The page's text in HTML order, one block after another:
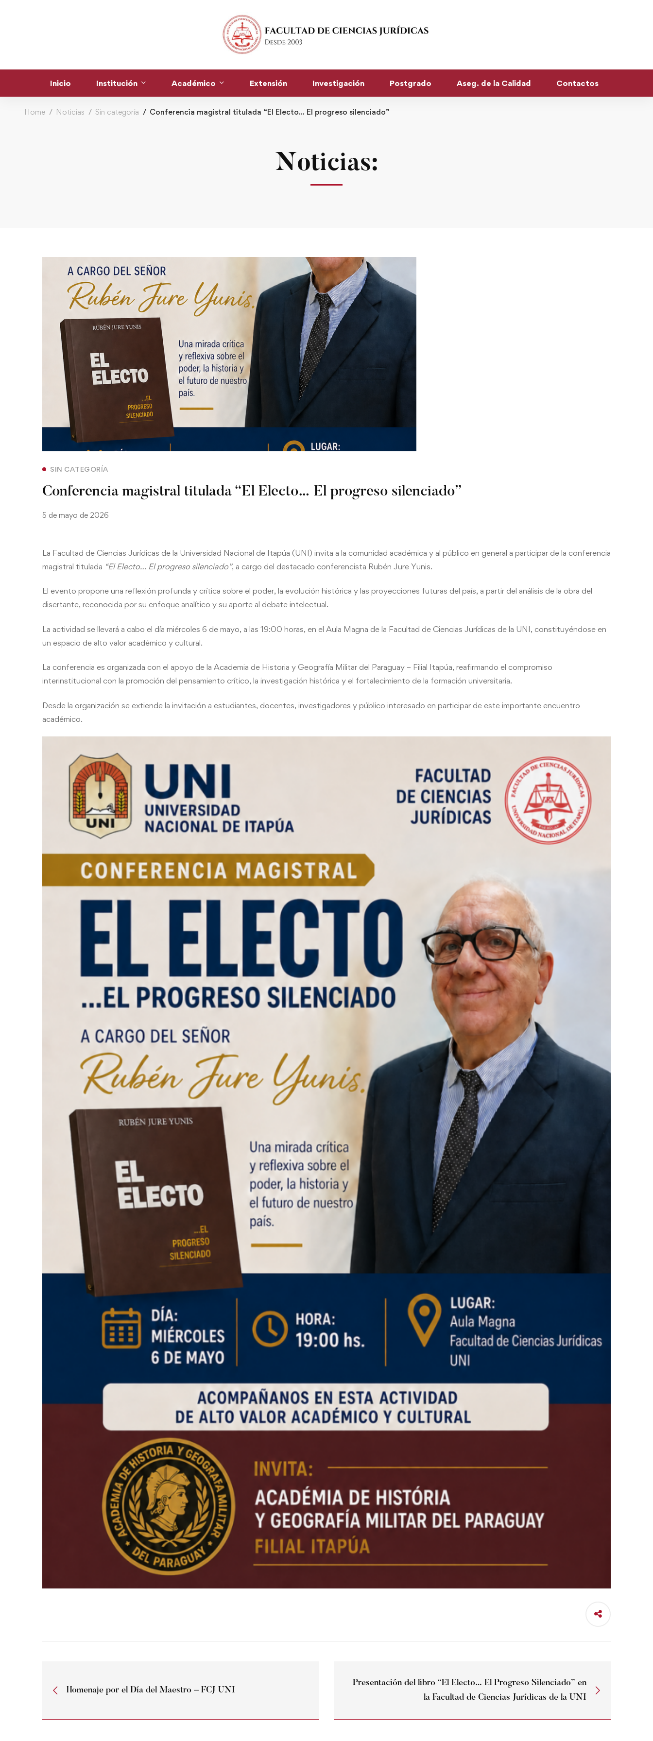
Inicio Institución Académico Extensión Investigación Postgrado Aseg. de la Calidad Contactos
Home Noticias Sin categoría Conferencia magistral titulada “El Electo… El progreso silenciado”
Noticias:
SIN CATEGORÍA
Conferencia magistral titulada “El Electo… El progreso silenciado”
5 de mayo de 2026
La Facultad de Ciencias Jurídicas de la Universidad Nacional de Itapúa (UNI) invita a la comunidad académica y al público en general a participar de la conferencia
magistral titulada “El Electo… El progreso silenciado”, a cargo del destacado conferencista Rubén Jure Yunis.
El evento propone una reflexión profunda y crítica sobre el poder, la evolución histórica y las proyecciones futuras del país, a partir del análisis de la obra del
disertante, reconocida por su enfoque analítico y su aporte al debate intelectual.
La actividad se llevará a cabo el día miércoles 6 de mayo, a las 19:00 horas, en el Aula Magna de la Facultad de Ciencias Jurídicas de la UNI, constituyéndose en
un espacio de alto valor académico y cultural.
La conferencia es organizada con el apoyo de la Academia de Historia y Geografía Militar del Paraguay – Filial Itapúa, reafirmando el compromiso
interinstitucional con la promoción del pensamiento crítico, la investigación histórica y el fortalecimiento de la formación universitaria.
Desde la organización se extiende la invitación a estudiantes, docentes, investigadores y público interesado en participar de este importante encuentro
académico.
Homenaje por el Día del Maestro – FCJ UNI
Presentación del libro “El Electo… El Progreso Silenciado” en
la Facultad de Ciencias Jurídicas de la UNI